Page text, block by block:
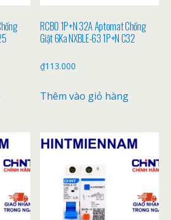
RCBO 1P+N 32A Aptomat Chống
Giật 6Ka NXBLE-63 1P+N C32
₫113.000
Thêm vào giỏ hàng